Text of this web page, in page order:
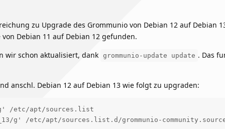
zu Upgrade des Grommunio von Debian 12 auf Debian
Debian 11 auf Debian 12 gefunden.
wir schon aktualisiert, dank grommunio-update update . Das
anschl. Debian 12 auf Debian 13 wie folgt zu upgraden:
/etc/apt/sources.list
g' /etc/apt/sources.list.d/grommunio-